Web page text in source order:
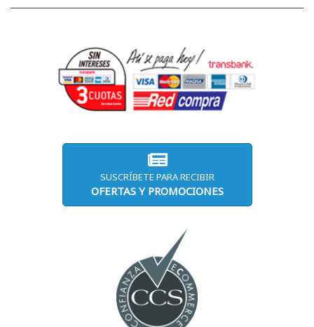
SUSCRÍBETE PARA RECIBIR
OFERTAS Y PROMOCIONES